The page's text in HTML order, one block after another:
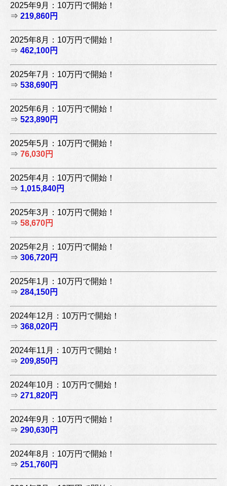
2025年9月：10万円で開始！
⇒ 219,860円
2025年8月：10万円で開始！
⇒ 462,100円
2025年7月：10万円で開始！
⇒ 538,690円
2025年6月：10万円で開始！
⇒ 523,890円
2025年5月：10万円で開始！
⇒ 76,030円
2025年4月：10万円で開始！
⇒ 1,015,840円
2025年3月：10万円で開始！
⇒ 58,670円
2025年2月：10万円で開始！
⇒ 306,720円
2025年1月：10万円で開始！
⇒ 284,150円
2024年12月：10万円で開始！
⇒ 368,020円
2024年11月：10万円で開始！
⇒ 209,850円
2024年10月：10万円で開始！
⇒ 271,820円
2024年9月：10万円で開始！
⇒ 290,630円
2024年8月：10万円で開始！
⇒ 251,760円